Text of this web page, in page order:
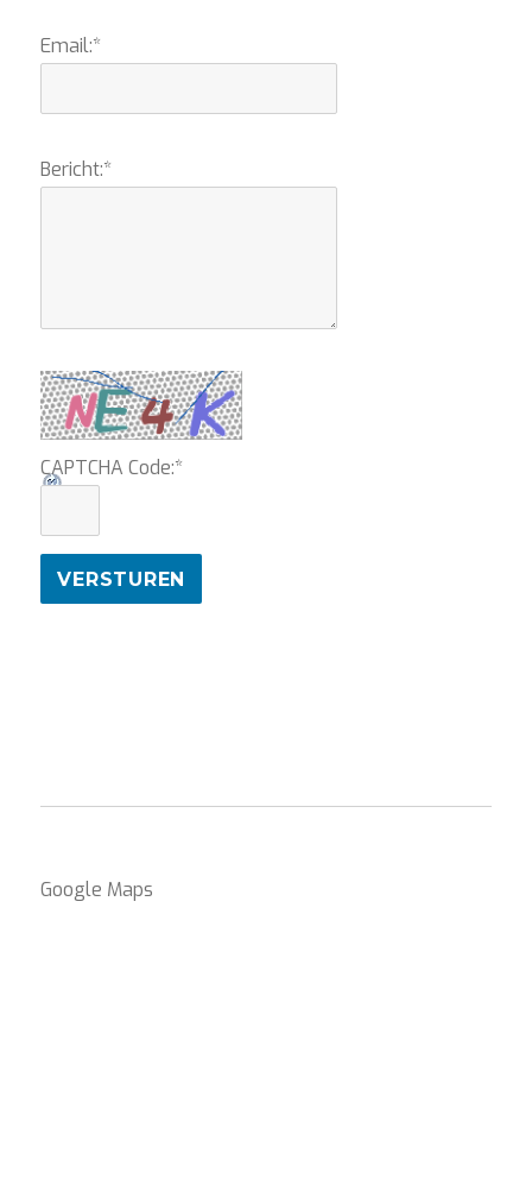
Email:*
Bericht:*
CAPTCHA Code:*
Google Maps